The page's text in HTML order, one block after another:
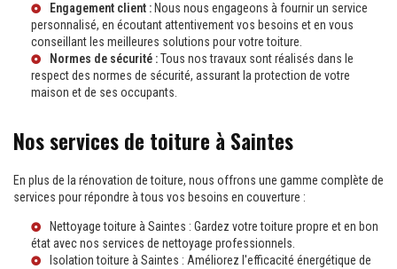
Engagement client : Nous nous engageons à fournir un service
personnalisé, en écoutant attentivement vos besoins et en vous
conseillant les meilleures solutions pour votre toiture.
Normes de sécurité :Tous nos travaux sont réalisés dans le
respect des normes de sécurité, assurant la protection de votre
maison et de ses occupants.
Nos services de toiture à Saintes
En plus de la rénovation de toiture, nous offrons une gamme complète de
services pour répondre à tous vos besoins en couverture :
Nettoyage toiture à Saintes : Gardez votre toiture propre et en bon
état avec nos services de nettoyage professionnels.
Isolation toiture à Saintes : Améliorez l'efficacité énergétique de